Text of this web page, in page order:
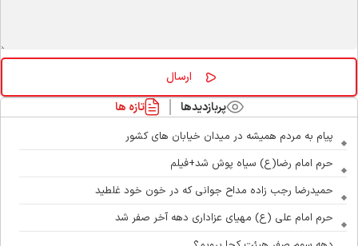
پربازدیدها تازه ها
پیام به مردم همیشه در میدان خیابان های کشور
حرم امام رضا(ع) سیاه پوش شد+فیلم
حمیدرضا رجب زاده مداح جوانی که در خون خود غلطید
حرم امام علی (ع) مهیای عزاداری دهه آخر صفر شد